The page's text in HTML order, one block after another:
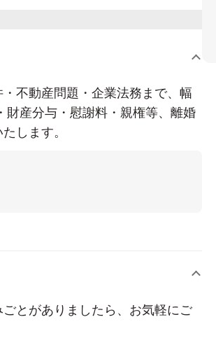
たします。
最善の解決策やアドバイスをご
関与が必要であると判断した場
たします。
不動産問題・企業法務まで、幅
産分与・慰謝料・親権等、離婚
します。
とがありましたら、お気軽にご